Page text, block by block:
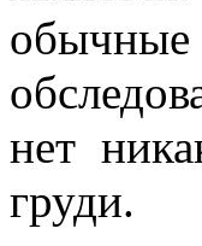
нет
груди.